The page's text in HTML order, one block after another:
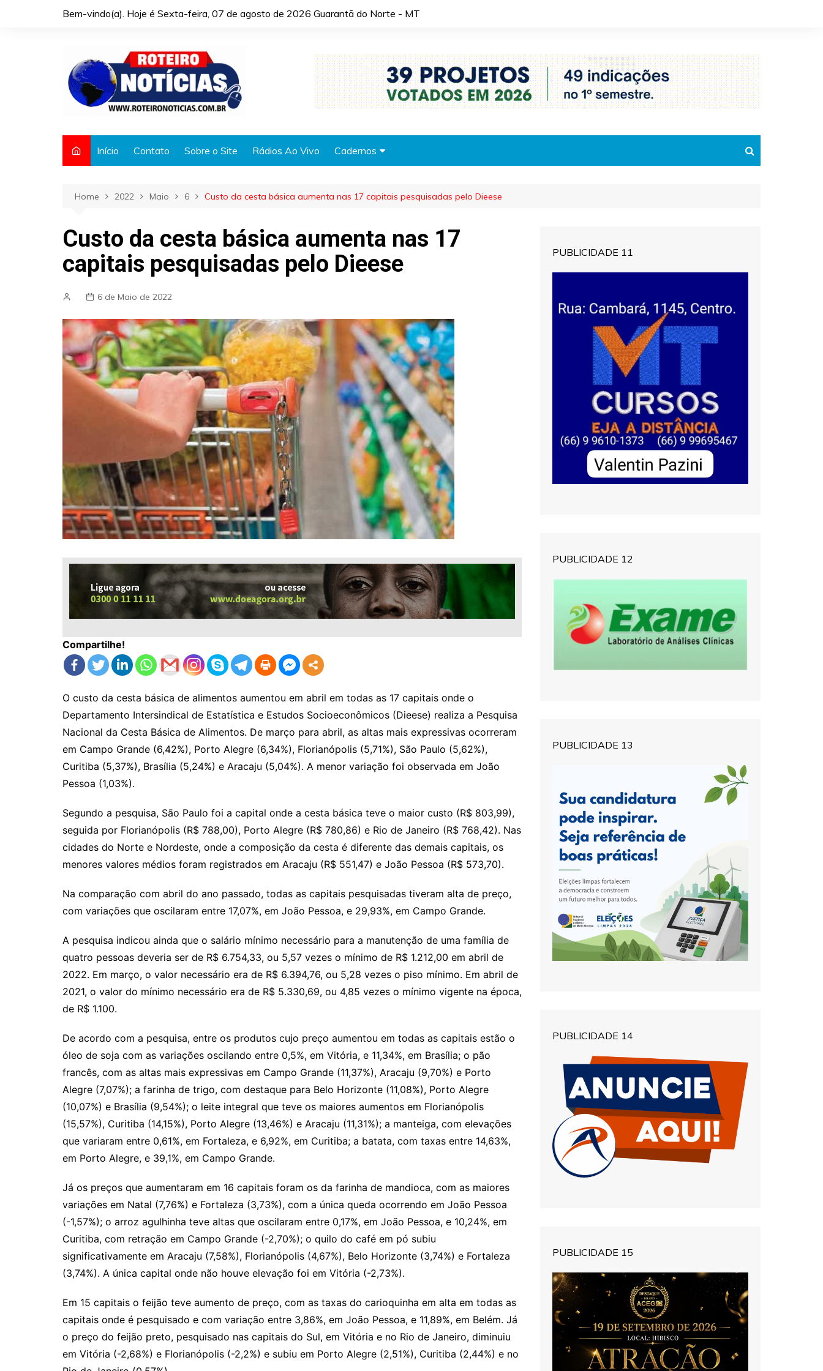
Bem-vindo(a). Hoje é Sexta-feira, 07 de agosto de 2026 Guarantã do Norte - MT
Início Contato Sobre o Site Rádios Ao Vivo Cadernos
Automóveis
Cidades
Cultura
Fama e TV
Justiça
Mundo
Política
Saúde
Home 2022 Maio 6 Custo da cesta básica aumenta nas 17 capitais pesquisadas pelo Dieese
Custo da cesta básica aumenta nas 17
capitais pesquisadas pelo Dieese
6 de Maio de 2022
Compartilhe!
O custo da cesta básica de alimentos aumentou em abril em todas as 17 capitais onde o
Departamento Intersindical de Estatística e Estudos Socioeconômicos (Dieese) realiza a Pesquisa
Nacional da Cesta Básica de Alimentos. De março para abril, as altas mais expressivas ocorreram
em Campo Grande (6,42%), Porto Alegre (6,34%), Florianópolis (5,71%), São Paulo (5,62%),
Curitiba (5,37%), Brasília (5,24%) e Aracaju (5,04%). A menor variação foi observada em João
Pessoa (1,03%).
Segundo a pesquisa, São Paulo foi a capital onde a cesta básica teve o maior custo (R$ 803,99),
seguida por Florianópolis (R$ 788,00), Porto Alegre (R$ 780,86) e Rio de Janeiro (R$ 768,42). Nas
cidades do Norte e Nordeste, onde a composição da cesta é diferente das demais capitais, os
menores valores médios foram registrados em Aracaju (R$ 551,47) e João Pessoa (R$ 573,70).
Na comparação com abril do ano passado, todas as capitais pesquisadas tiveram alta de preço,
com variações que oscilaram entre 17,07%, em João Pessoa, e 29,93%, em Campo Grande.
A pesquisa indicou ainda que o salário mínimo necessário para a manutenção de uma família de
quatro pessoas deveria ser de R$ 6.754,33, ou 5,57 vezes o mínimo de R$ 1.212,00 em abril de
2022. Em março, o valor necessário era de R$ 6.394,76, ou 5,28 vezes o piso mínimo. Em abril de
2021, o valor do mínimo necessário era de R$ 5.330,69, ou 4,85 vezes o mínimo vigente na época,
de R$ 1.100.
De acordo com a pesquisa, entre os produtos cujo preço aumentou em todas as capitais estão o
óleo de soja com as variações oscilando entre 0,5%, em Vitória, e 11,34%, em Brasília; o pão
francês, com as altas mais expressivas em Campo Grande (11,37%), Aracaju (9,70%) e Porto
Alegre (7,07%); a farinha de trigo, com destaque para Belo Horizonte (11,08%), Porto Alegre
(10,07%) e Brasília (9,54%); o leite integral que teve os maiores aumentos em Florianópolis
(15,57%), Curitiba (14,15%), Porto Alegre (13,46%) e Aracaju (11,31%); a manteiga, com elevações
que variaram entre 0,61%, em Fortaleza, e 6,92%, em Curitiba; a batata, com taxas entre 14,63%,
em Porto Alegre, e 39,1%, em Campo Grande.
Já os preços que aumentaram em 16 capitais foram os da farinha de mandioca, com as maiores
variações em Natal (7,76%) e Fortaleza (3,73%), com a única queda ocorrendo em João Pessoa
(-1,57%); o arroz agulhinha teve altas que oscilaram entre 0,17%, em João Pessoa, e 10,24%, em
Curitiba, com retração em Campo Grande (-2,70%); o quilo do café em pó subiu
significativamente em Aracaju (7,58%), Florianópolis (4,67%), Belo Horizonte (3,74%) e Fortaleza
(3,74%). A única capital onde não houve elevação foi em Vitória (-2,73%).
Em 15 capitais o feijão teve aumento de preço, com as taxas do carioquinha em alta em todas as
capitais onde é pesquisado e com variação entre 3,86%, em João Pessoa, e 11,89%, em Belém. Já
o preço do feijão preto, pesquisado nas capitais do Sul, em Vitória e no Rio de Janeiro, diminuiu
em Vitória (-2,68%) e Florianópolis (-2,2%) e subiu em Porto Alegre (2,51%), Curitiba (2,44%) e no
PUBLICIDADE 11
PUBLICIDADE 12
PUBLICIDADE 13
PUBLICIDADE 14
PUBLICIDADE 15